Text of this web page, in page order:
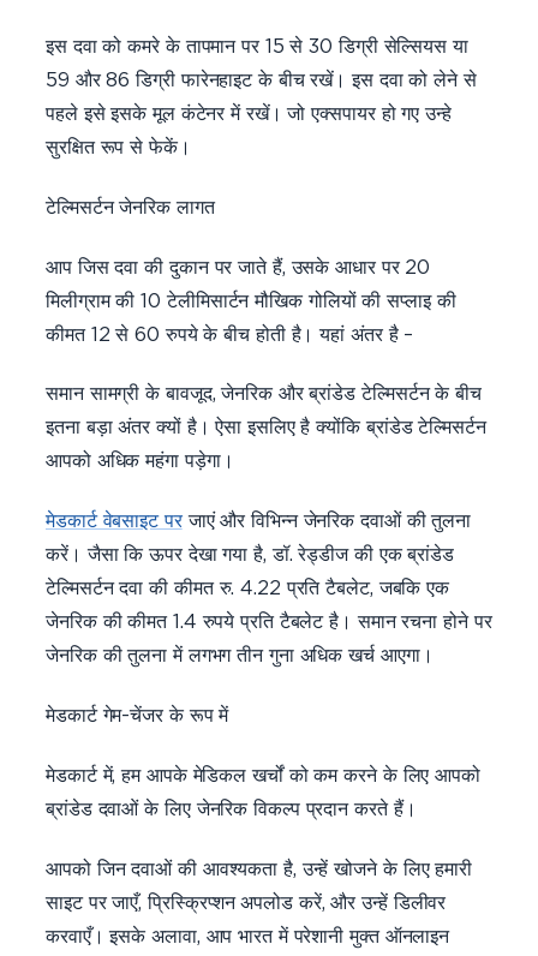
इस दवा को कमरे के तापमान पर 15 से 30 डिग्री सेल्सियस या
59 और 86 डिग्री फारेनहाइट के बीच रखें। इस दवा को लेने से
पहले इसे इसके मूल कंटेनर में रखें। जो एक्सपायर हो गए उन्हे
सुरक्षित रूप से फेकें।
टेल्मिसर्टन जेनरिक लागत
आप जिस दवा की दुकान पर जाते हैं, उसके आधार पर 20
मिलीग्राम की 10 टेलीमिसार्टन मौखिक गोलियों की सप्लाइ की
कीमत 12 से 60 रुपये के बीच होती है। यहां अंतर है –
समान सामग्री के बावजूद, जेनरिक और ब्रांडेड टेल्मिसर्टन के बीच
इतना बड़ा अंतर क्यों है। ऐसा इसलिए है क्योंकि ब्रांडेड टेल्मिसर्टन
आपको अधिक महंगा पड़ेगा।
मेडकार्ट वेबसाइट परजाएं और विभिन्न जेनरिक दवाओं की तुलना
करें। जैसा कि ऊपर देखा गया है, डॉ. रेड्डीज की एक ब्रांडेड
टेल्मिसर्टन दवा की कीमत रु. 4.22 प्रति टैबलेट, जबकि एक
जेनरिक की कीमत 1.4 रुपये प्रति टैबलेट है। समान रचना होने पर
जेनरिक की तुलना में लगभग तीन गुना अधिक खर्च आएगा।
मेडकार्ट गेम-चेंजर के रूप में
मेडकार्ट में, हम आपके मेडिकल खर्चों को कम करने के लिए आपको
ब्रांडेड दवाओं के लिए जेनरिक विकल्प प्रदान करते हैं।
आपको जिन दवाओं की आवश्यकता है, उन्हें खोजने के लिए हमारी
साइट पर जाएँ, प्रिस्क्रिप्शन अपलोड करें, और उन्हें डिलीवर
करवाएँ। इसके अलावा, आप भारत में परेशानी मुक्त ऑनलाइन